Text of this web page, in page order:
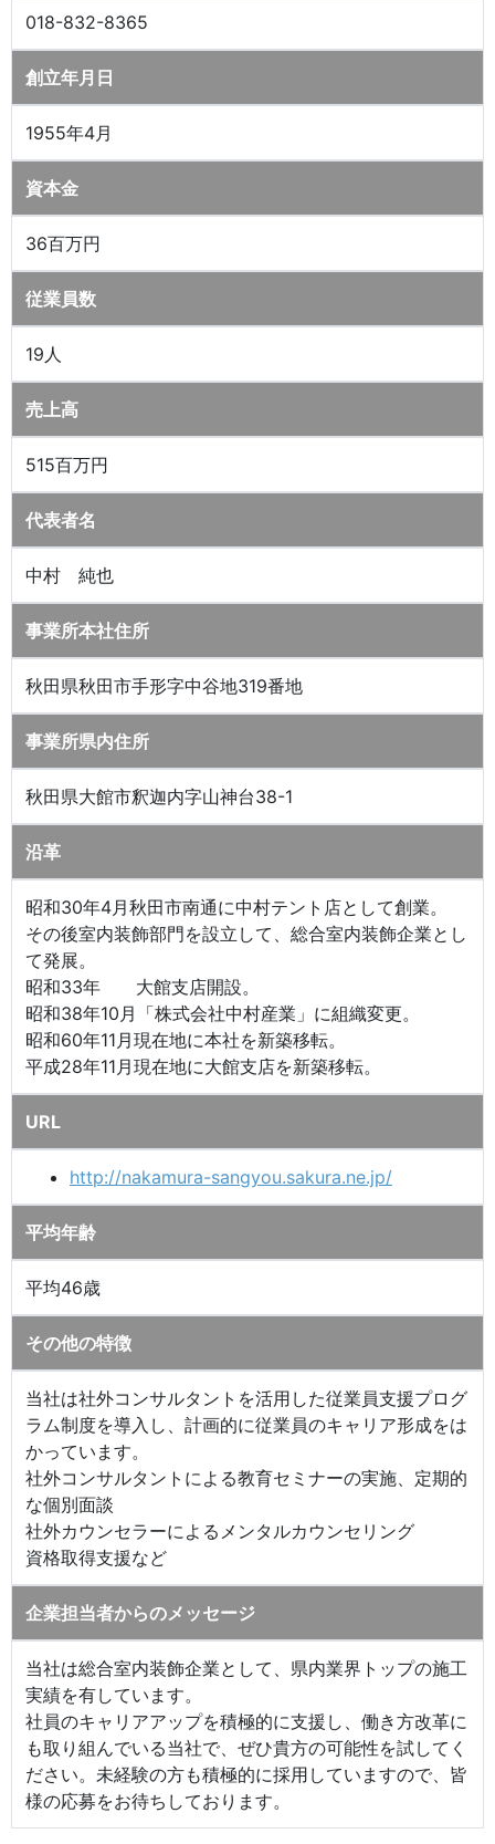
018-832-8365
創立年月日
1955年4月
資本金
36百万円
従業員数
19人
売上高
515百万円
代表者名
中村 純也
事業所本社住所
秋田県秋田市手形字中谷地319番地
事業所県内住所
秋田県大館市釈迦内字山神台38-1
沿革
昭和30年4月秋田市南通に中村テント店として創業。
その後室内装飾部門を設立して、総合室内装飾企業とし
て発展。
昭和33年 大館支店開設。
昭和38年10月「株式会社中村産業」に組織変更。
昭和60年11月現在地に本社を新築移転。
平成28年11月現在地に大館支店を新築移転。
URL
http://nakamura-sangyou.sakura.ne.jp/
平均年齢
平均46歳
その他の特徴
当社は社外コンサルタントを活用した従業員支援プログ
ラム制度を導入し、計画的に従業員のキャリア形成をは
かっています。
社外コンサルタントによる教育セミナーの実施、定期的
な個別面談
社外カウンセラーによるメンタルカウンセリング
資格取得支援など
企業担当者からのメッセージ
当社は総合室内装飾企業として、県内業界トップの施工
実績を有しています。
社員のキャリアアップを積極的に支援し、働き方改革に
も取り組んでいる当社で、ぜひ貴方の可能性を試してく
ださい。未経験の方も積極的に採用していますので、皆
様の応募をお待ちしております。